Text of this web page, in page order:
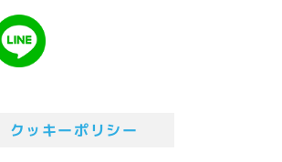
クッキーポリシー